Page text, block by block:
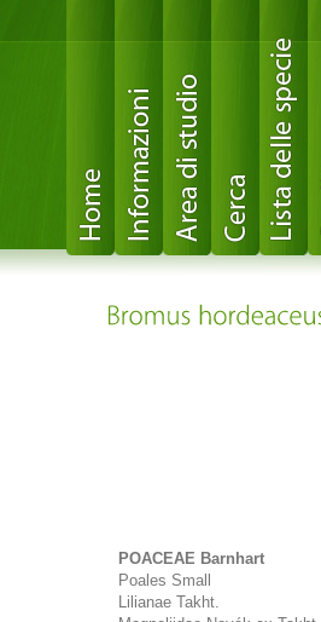
POACEAE Barnhart
Poales Small
Lilianae Takht.